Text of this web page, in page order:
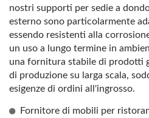
nostri supporti per sedie a
esterno sono particolarmente
essendo resistenti alla
un uso a lungo termine in
una fornitura stabile di prodotti
di produzione su larga scala,
esigenze di ordini all'ingrosso.
Fornitore di mobili per